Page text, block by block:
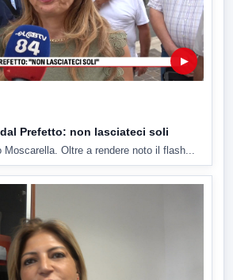
▶
Prefetto: non lasciateci soli
Oltre a rendere noto il flash...